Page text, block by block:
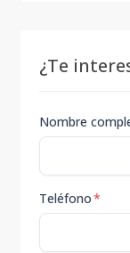
¿Te
Nombre
Teléfono*